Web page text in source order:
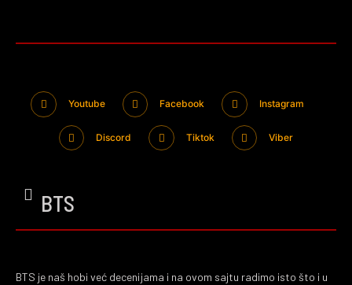
Youtube Facebook Instagram
Discord Tiktok Viber
BTS
BTS je naš hobi već decenijama i na ovom sajtu radimo isto što i u